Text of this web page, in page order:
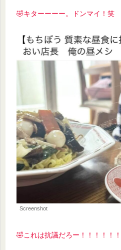
🤣キターーーー。ドンマイ！笑
Screenshot
🤣これは抗議だろー ！！！！！！